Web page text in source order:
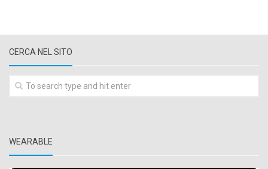
CERCA NEL SITO
WEARABLE